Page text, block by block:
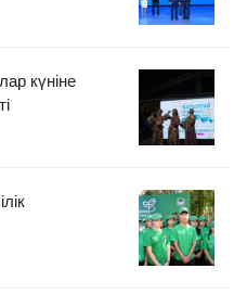
күніне